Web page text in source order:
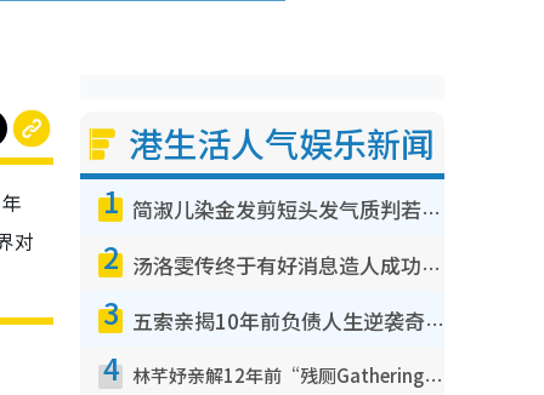
对
港生活人气娱乐新闻
1 简淑儿染金发剪短头发气质判若两人！吓坏老公麦大力都认不出：“你做什么？”
2 汤洛雯传终于有好消息造人成功！两大细节曝孕味极浓引猜测：大肚婆先会咁！
3 五索亲揭10年前负债人生逆袭奇迹！全靠去一地方转运后即遇上马先生
4 林芊妤亲解12年前“残厕Gathering”真相！高层解约一句话重创尊严，至今拒返TVB